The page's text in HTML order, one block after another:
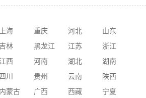
上海 重庆 河北
山东
吉林 黑龙江 江苏
浙江
江西 河南 湖北
湖南
四川 贵州 云南
陕西
内蒙古 广西 西藏 宁夏